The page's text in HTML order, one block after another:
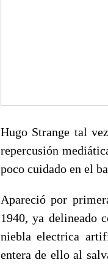
Hugo Strange tal
repercusión
poco cuidado en el
Apareció por
1940, ya delineado
niebla electrica
entera de ello al